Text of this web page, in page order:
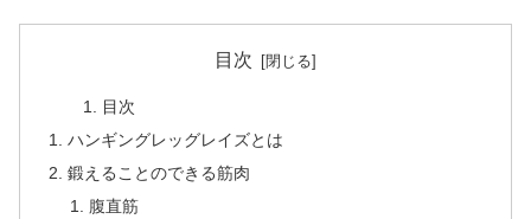
目次
目次
ハンギングレッグレイズとは
鍛えることのできる筋肉
腹直筋